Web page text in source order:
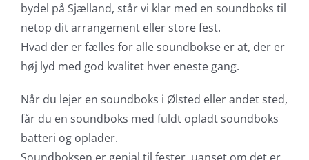
bydel på Sjælland, står vi klar med en soundboks til
netop dit arrangement eller store fest.
Hvad der er fælles for alle soundbokse er at, der er
høj lyd med god kvalitet hver eneste gang.
Når du lejer en soundboks i Ølsted eller andet sted,
får du en soundboks med fuldt opladt soundboks
batteri og oplader.